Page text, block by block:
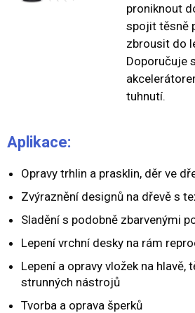
proniknout
spojit těsně
zbrousit do
Doporučuje
tuhnutí.
Aplikace:
Opravy trhlin a prasklin, děr ve
Zvýraznění designů na dřevě s
Sladění s podobně zbarvenými
Lepení vrchní desky na rám
Lepení a opravy vložek na hlavě,
strunných nástrojů
Tvorba a oprava šperků